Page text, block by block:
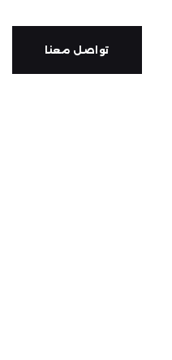
تواصل معنا